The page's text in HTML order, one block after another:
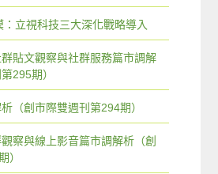
立視科技三大深化戰略導入
貼文觀察與社群服務篇市調解
295期）
（創市際雙週刊第294期）
察與線上影音篇市調解析（創
）